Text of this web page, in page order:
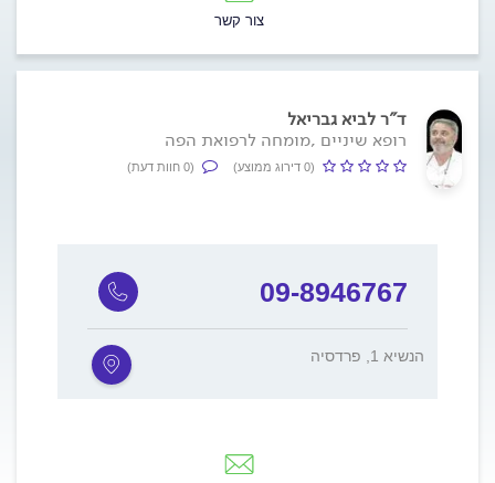
צור קשר
ד"ר לביא גבריאל
רופא שיניים ,מומחה לרפואת הפה
(0 דירוג ממוצע) (0 חוות דעת)
09-8946767
הנשיא 1, פרדסיה